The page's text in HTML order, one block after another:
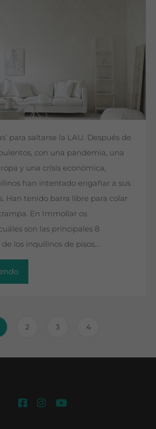
para saltarse la LAU. Después de
con una pandemia, una
y una crisis económica,
han intentado engañar a sus
Han tenido barra libre para colar
En Immollar os
son las principales 8
de los inquilinos de pisos…
2 3 4